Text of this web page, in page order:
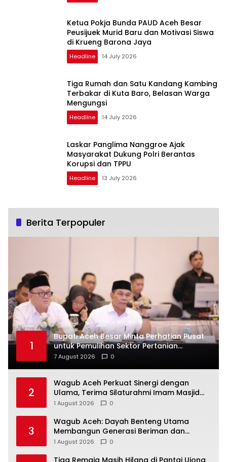
Ketua Pokja Bunda PAUD Aceh Besar
Peusijuek Murid Baru dan Motivasi Siswa
di Krueng Barona Jaya
Headline 14 July 2026
Tiga Rumah dan Satu Kandang Kambing
Terbakar di Kuta Baro, Belasan Warga
Mengungsi
Headline 14 July 2026
Laskar Panglima Nanggroe Ajak
Masyarakat Dukung Polri Berantas
Korupsi dan TPPU
Headline 13 July 2026
Berita Terpopuler
1
Bupati Aceh Besar Minta Perhatian Pusat
untuk Pemulihan Sektor Pertanian
Pascabencana
7 August 2026 0
2
Wagub Aceh Perkuat Sinergi dengan
Ulama, Terima Silaturahmi Imam Masjid
Raya Baiturrahman
1 August 2026 0
3
Wagub Aceh: Dayah Benteng Utama
Membangun Generasi Beriman dan
Berakhlak
1 August 2026 0